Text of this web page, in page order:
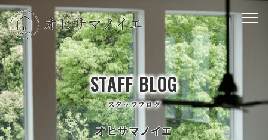
オヒサマノイエ
STAFF BLOG
スタッフブログ